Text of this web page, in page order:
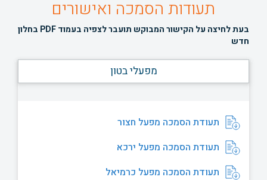
תעודות הסמכה ואישורים
בעת לחיצה על הקישור המבוקש תועבר לצפיה בעמוד PDF בחלון
חדש
מפעלי בטון
תעודת הסמכה מפעל חצור
תעודת הסמכה מפעל ירכא
תעודת הסמכה מפעל כרמיאל